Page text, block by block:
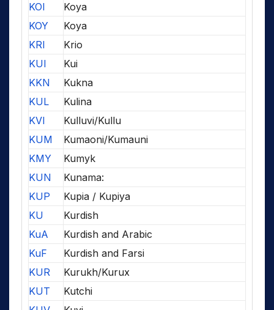
KOI
Koya
KOY
Koya
KRI
Krio
KUI
Kui
KKN
Kukna
KUL
Kulina
KVI
Kulluvi/Kullu
KUM
Kumaoni/Kumauni
KMY
Kumyk
KUN
Kunama:
KUP
Kupia / Kupiya
KU
Kurdish
KuA
Kurdish and Arabic
KuF
Kurdish and Farsi
KUR
Kurukh/Kurux
KUT
Kutchi